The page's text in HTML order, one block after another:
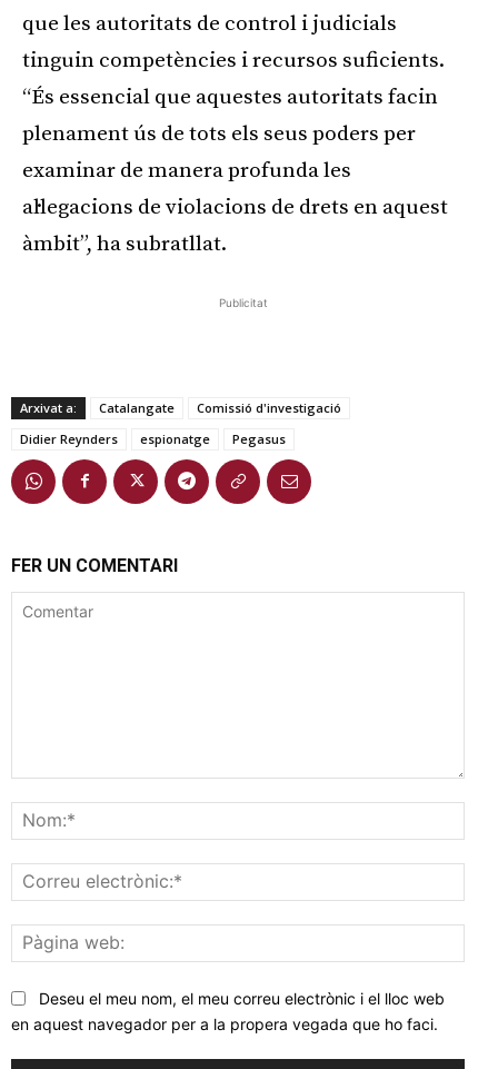
que les autoritats de control i judicials
tinguin competències i recursos suficients.
“És essencial que aquestes autoritats facin
plenament ús de tots els seus poders per
examinar de manera profunda les
al·legacions de violacions de drets en aquest
àmbit”, ha subratllat.
Publicitat
Arxivat a: Catalangate
Comissió d'investigació
Didier Reynders
espionatge Pegasus
FER UN COMENTARI
web:
Deseu el meu nom, el meu correu electrònic i el lloc web
en aquest navegador per a la propera vegada que ho faci.